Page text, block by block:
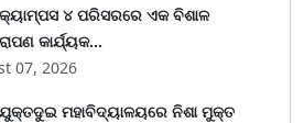
୪ ପରିସରରେ ଏକ ବିଶାଳ
କାର୍ଯ୍ୟକ...
07, 2026
ମହାବିଦ୍ୟାଳୟରେ ନିଶା ମୁକ୍ତ